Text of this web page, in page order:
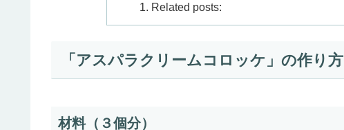
Related posts:
「アスパラクリームコロッケ」の作り方
材料（３個分）